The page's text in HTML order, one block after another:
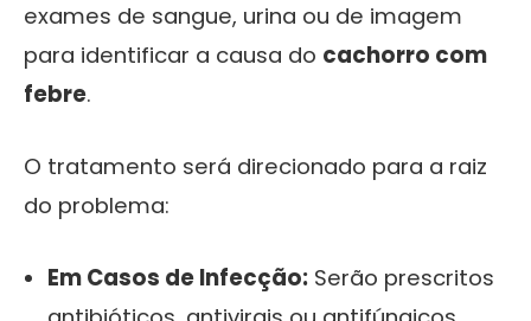
exames de sangue, urina ou de imagem
para identificar a causa do cachorro com
febre.
O tratamento será direcionado para a raiz
do problema:
Em Casos de Infecção: Serão prescritos